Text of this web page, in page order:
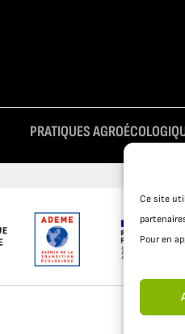
Ce site
Pour en
PRATIQUES